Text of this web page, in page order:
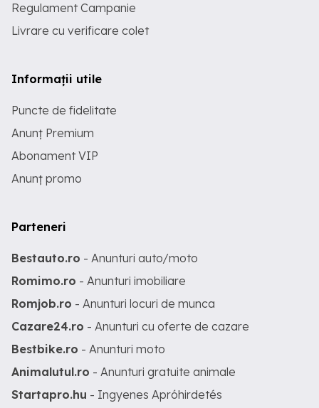
Regulament Campanie
Livrare cu verificare colet
Informații utile
Puncte de fidelitate
Anunț Premium
Abonament VIP
Anunț promo
Parteneri
Bestauto.ro - Anunturi auto/moto
Romimo.ro - Anunturi imobiliare
Romjob.ro - Anunturi locuri de munca
Cazare24.ro - Anunturi cu oferte de cazare
Bestbike.ro - Anunturi moto
Animalutul.ro - Anunturi gratuite animale
Startapro.hu - Ingyenes Apróhirdetés